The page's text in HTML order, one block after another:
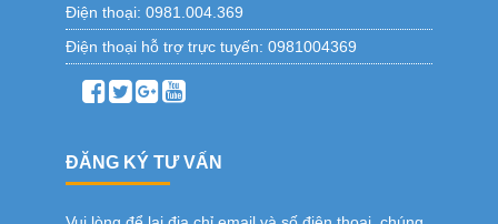
Điện thoại: 0981.004.369
Điện thoại hỗ trợ trực tuyến: 0981004369
ĐĂNG KÝ TƯ VẤN